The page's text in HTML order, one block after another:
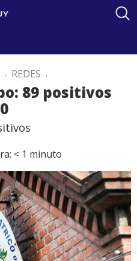
. REDES .
89 positivos
< 1 minuto